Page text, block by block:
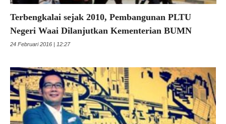
Terbengkalai sejak 2010, Pembangunan PLTU
Negeri Waai Dilanjutkan Kementerian BUMN
24 Februari 2016 | 12:27